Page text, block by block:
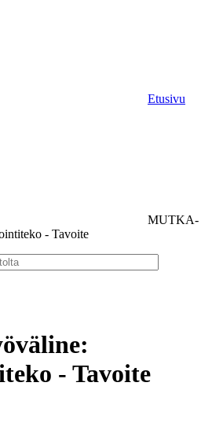
Etusivu
MUTKA-
- Tavoite
- Tavoite